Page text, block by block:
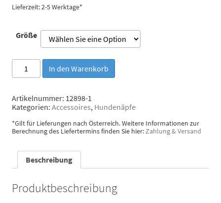
Lieferzeit: 2-5 Werktage*
Größe
United
Pets
Hundenapf
Lila
Menge
In den Warenkorb
Artikelnummer: 12898-1
Kategorien: Accessoires, Hundenäpfe
*Gilt für Lieferungen nach Österreich. Weitere Informationen zur
Berechnung des Liefertermins finden Sie hier:Zahlung & Versand
Beschreibung
Produktbeschreibung